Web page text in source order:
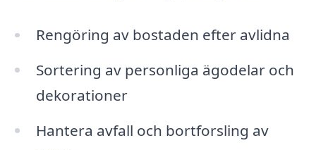
Rengöring av bostaden efter avlidna
Sortering av personliga ägodelar och
dekorationer
Hantera avfall och bortforsling av